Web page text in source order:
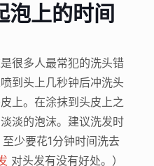
泡上的时间
很多人最常犯的洗头错
到头上几秒钟后冲洗头
上。在涂抹到头皮上之
淡的泡沫。建议洗发时
少要花1分钟时间洗去
对头发有没有好处。）